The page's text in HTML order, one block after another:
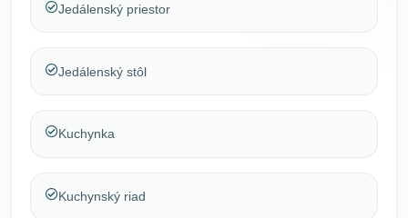
Jedálenský priestor
Jedálenský stôl
Kuchynka
Kuchynský riad